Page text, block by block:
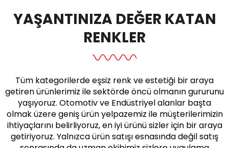
YAŞANTINIZA DEĞER KATAN
RENKLER
Tüm kategorilerde eşsiz renk ve estetiği bir araya
getiren ürünlerimiz ile sektörde öncü olmanın gururunu
yaşıyoruz. Otomotiv ve Endüstriyel alanlar başta
olmak üzere geniş ürün yelpazemiz ile müşterilerimizin
ihtiyaçlarını belirliyoruz, en iyi ürünü sizler için bir araya
getiriyoruz. Yalnızca ürün satışı esnasında değil satış